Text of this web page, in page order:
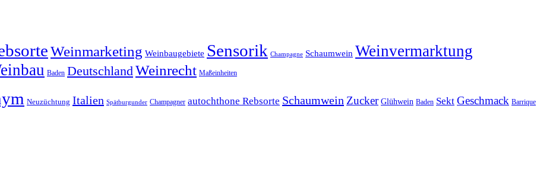
Weinmarketing Weinbaugebiete Sensorik Champagne Schaumwein Weinvermarktung
Baden Deutschland Weinrecht Maßeinheiten
Neuzüchtung Italien Spätburgunder Champagner autochthone Rebsorte Schaumwein Zucker Glühwein Baden Sekt Geschmack Barrique